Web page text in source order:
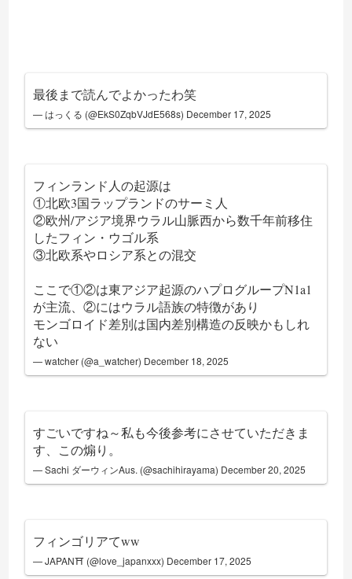
最後まで読んでよかったわ笑
— はっくる (@EkS0ZqbVJdE568s) December 17, 2025
フィンランド人の起源は
①北欧3国ラップランドのサーミ人
②欧州/アジア境界ウラル山脈西から数千年前移住
したフィン・ウゴル系
③北欧系やロシア系との混交
ここで①②は東アジア起源のハプログループN1a1
が主流、②にはウラル語族の特徴があり
モンゴロイド差別は国内差別構造の反映かもしれ
ない
— watcher (@a_watcher) December 18, 2025
すごいですね～私も今後参考にさせていただきま
す、この煽り。
— Sachi ダーウィンAus. (@sachihirayama) December 20, 2025
フィンゴリアてww
— JAPAN⛩ (@love_japanxxx) December 17, 2025